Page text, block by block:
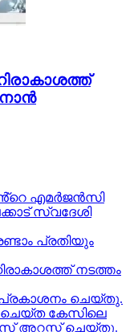
എമര്‍ജന്‍സി
സ്വദേശി
പ്രതിയും
നടത്തം
ചെയ്തു.
ചെയ്ത കേസിലെ
അറസ്റ്റ് ചെയ്തു.